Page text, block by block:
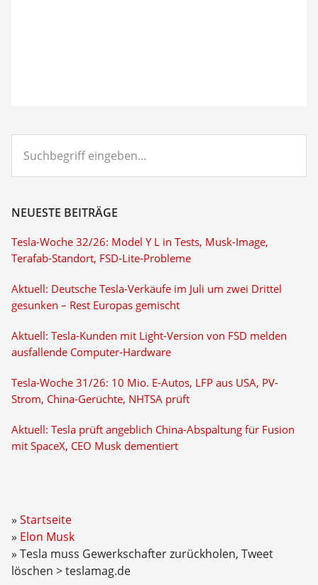
eingeben...
NEUESTE BEITRÄGE
Tesla-Woche 32/26: Model Y L in Tests, Musk-Image,
Terafab-Standort, FSD-Lite-Probleme
Aktuell: Deutsche Tesla-Verkäufe im Juli um zwei Drittel
gesunken – Rest Europas gemischt
Aktuell: Tesla-Kunden mit Light-Version von FSD melden
ausfallende Computer-Hardware
Tesla-Woche 31/26: 10 Mio. E-Autos, LFP aus USA, PV-
Strom, China-Gerüchte, NHTSA prüft
Aktuell: Tesla prüft angeblich China-Abspaltung für Fusion
mit SpaceX, CEO Musk dementiert
Startseite
Elon Musk
Tesla muss Gewerkschafter zurückholen, Tweet
löschen > teslamag.de